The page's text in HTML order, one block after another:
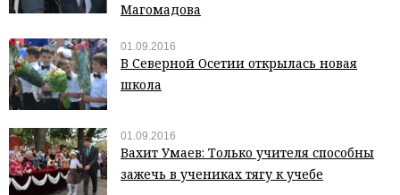
Магомадова
01.09.2016
В Северной Осетии открылась новая
школа
01.09.2016
Вахит Умаев: Только учителя способны
зажечь в учениках тягу к учебе